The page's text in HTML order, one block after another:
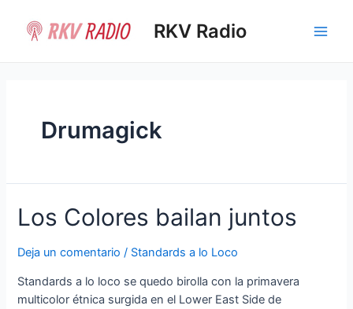
contenido
RKV Radio
Drumagick
Los Colores bailan juntos
Deja un comentario / Standards a lo Loco
Standards a lo loco se quedo birolla con la primavera
multicolor étnica surgida en el Lower East Side de